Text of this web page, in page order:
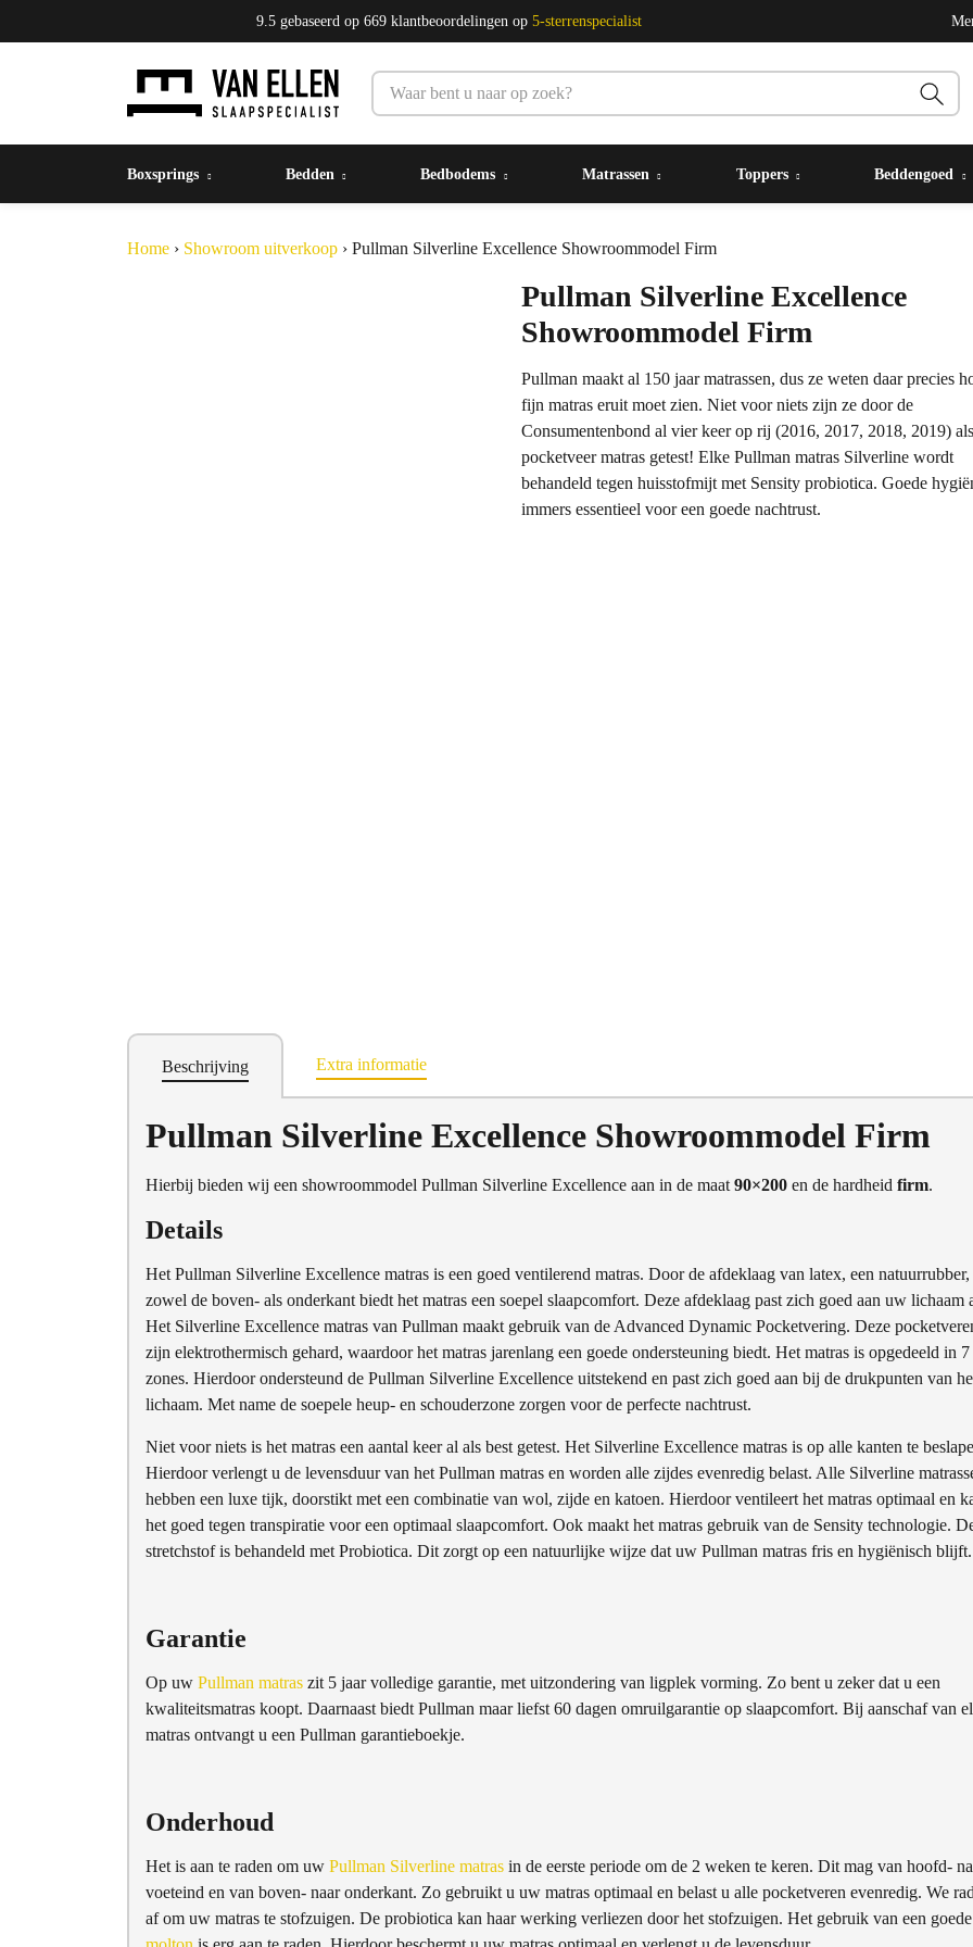
9.5 gebaseerd op 669 klantbeoordelingen op 5-sterrenspecialist
Boxsprings Bedden Bedbodems Matrassen Toppers Beddengoed
Home › Showroom uitverkoop › Pullman Silverline Excellence Showroommodel Firm
Pullman Silverline Excellence
Showroommodel Firm
Pullman maakt al 150 jaar matrassen, dus ze weten daar precies
fijn matras eruit moet zien. Niet voor niets zijn ze door de
Consumentenbond al vier keer op rij (2016, 2017, 2018, 2019)
pocketveer matras getest! Elke Pullman matras Silverline wordt
behandeld tegen huisstofmijt met Sensity probiotica. Goede
immers essentieel voor een goede nachtrust.
Beschrijving Extra informatie
Pullman Silverline Excellence Showroommodel Firm
Hierbij bieden wij een showroommodel Pullman Silverline Excellence aan in de maat 90×200 en de hardheid firm.
Details
Het Pullman Silverline Excellence matras is een goed ventilerend matras. Door de afdeklaag van latex, een natuurrubber,
zowel de boven- als onderkant biedt het matras een soepel slaapcomfort. Deze afdeklaag past zich goed aan uw lichaam
Het Silverline Excellence matras van Pullman maakt gebruik van de Advanced Dynamic Pocketvering. Deze
zijn elektrothermisch gehard, waardoor het matras jarenlang een goede ondersteuning biedt. Het matras is opgedeeld in 7
zones. Hierdoor ondersteund de Pullman Silverline Excellence uitstekend en past zich goed aan bij de drukpunten van
lichaam. Met name de soepele heup- en schouderzone zorgen voor de perfecte nachtrust.
Niet voor niets is het matras een aantal keer al als best getest. Het Silverline Excellence matras is op alle kanten te
Hierdoor verlengt u de levensduur van het Pullman matras en worden alle zijdes evenredig belast. Alle Silverline
hebben een luxe tijk, doorstikt met een combinatie van wol, zijde en katoen. Hierdoor ventileert het matras optimaal en
het goed tegen transpiratie voor een optimaal slaapcomfort. Ook maakt het matras gebruik van de Sensity technologie.
stretchstof is behandeld met Probiotica. Dit zorgt op een natuurlijke wijze dat uw Pullman matras fris en hygiënisch blijft.
Garantie
Op uw Pullman matras zit 5 jaar volledige garantie, met uitzondering van ligplek vorming. Zo bent u zeker dat u een
kwaliteitsmatras koopt. Daarnaast biedt Pullman maar liefst 60 dagen omruilgarantie op slaapcomfort. Bij aanschaf van
matras ontvangt u een Pullman garantieboekje.
Onderhoud
Het is aan te raden om uw Pullman Silverline matras in de eerste periode om de 2 weken te keren. Dit mag van hoofd-
voeteind en van boven- naar onderkant. Zo gebruikt u uw matras optimaal en belast u alle pocketveren evenredig. We
af om uw matras te stofzuigen. De probiotica kan haar werking verliezen door het stofzuigen. Het gebruik van een goede